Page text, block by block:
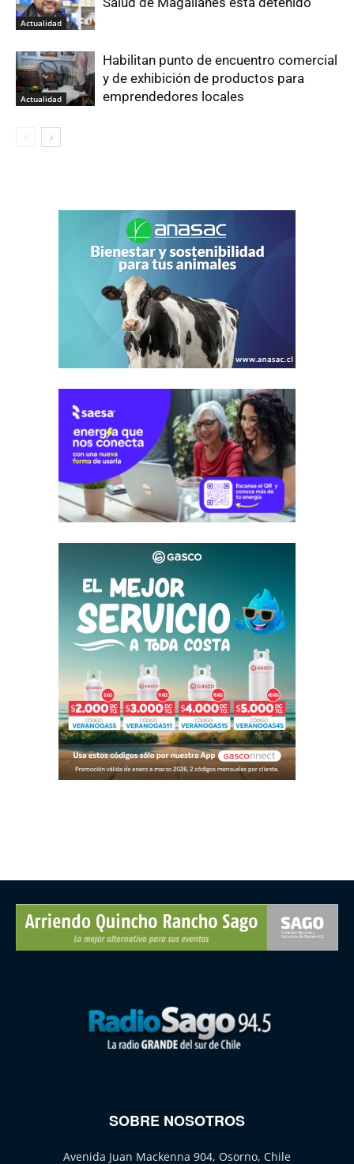
Actualidad
Actualidad
Habilitan punto de encuentro comercial
y de exhibición de productos para
emprendedores locales
SOBRE NOSOTROS
Avenida Juan Mackenna 904, Osorno, Chile